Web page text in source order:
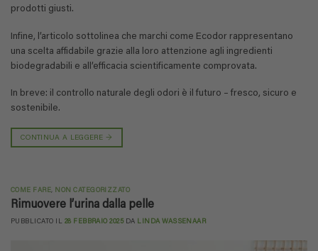
prodotti giusti.
Infine, l’articolo sottolinea che marchi come Ecodor rappresentano
una scelta affidabile grazie alla loro attenzione agli ingredienti
biodegradabili e all’efficacia scientificamente comprovata.
In breve: il controllo naturale degli odori è il futuro – fresco, sicuro e
sostenibile.
CONTINUA A LEGGERE→
COME FARE, NON CATEGORIZZATO
Rimuovere l’urina dalla pelle
PUBBLICATO IL 28 FEBBRAIO 2025 DA LINDA WASSENAAR